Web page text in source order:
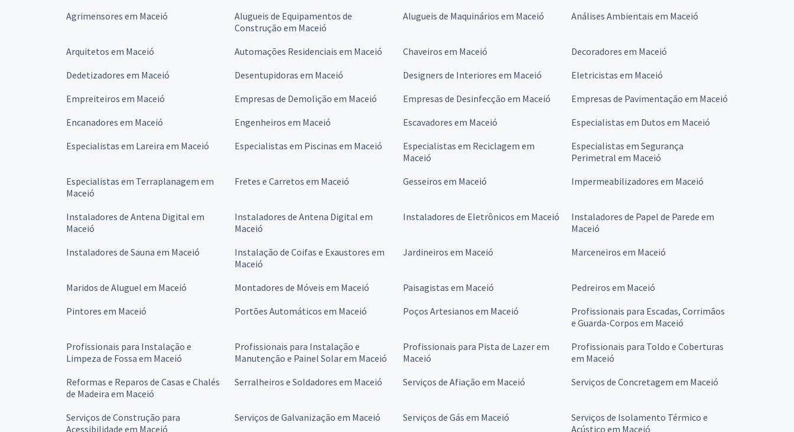
Agrimensores em Maceió
Alugueis de Equipamentos de
Construção em Maceió
Alugueis de Maquinários em Maceió Análises Ambientais em Maceió
Arquitetos em Maceió Automações Residenciais em Maceió Chaveiros em Maceió
Decoradores em Maceió
Dedetizadores em Maceió
Desentupidoras em Maceió Designers de Interiores em Maceió
Eletricistas em Maceió
Empreiteiros em Maceió
Empresas de Demolição em Maceió Empresas de Desinfecção em Maceió
Empresas de Pavimentação em Maceió
Encanadores em Maceió
Engenheiros em Maceió Escavadores em Maceió
Especialistas em Dutos em Maceió
Especialistas em Lareira em Maceió
Especialistas em Piscinas em Maceió
Especialistas em Reciclagem em
Maceió
Especialistas em Segurança
Perimetral em Maceió
Especialistas em Terraplanagem em
Maceió
Fretes e Carretos em Maceió Gesseiros em Maceió Impermeabilizadores em Maceió
Instaladores de Antena Digital em
Maceió
Instaladores de Antena Digital em
Maceió
Instaladores de Eletrônicos em Maceió
Instaladores de Papel de Parede em
Maceió
Instaladores de Sauna em Maceió
Instalação de Coifas e Exaustores em
Maceió
Jardineiros em Maceió Marceneiros em Maceió
Maridos de Aluguel em Maceió Montadores de Móveis em Maceió Paisagistas em Maceió
Pedreiros em Maceió
Pintores em Maceió
Portões Automáticos em Maceió Poços Artesianos em Maceió
Profissionais para Escadas, Corrimãos
e Guarda-Corpos em Maceió
Profissionais para Instalação e
Limpeza de Fossa em Maceió
Profissionais para Instalação e
Manutenção e Painel Solar em Maceió
Profissionais para Pista de Lazer em
Maceió
Profissionais para Toldo e Coberturas
em Maceió
Reformas e Reparos de Casas e Chalés
de Madeira em Maceió
Serralheiros e Soldadores em Maceió Serviços de Afiação em Maceió Serviços de Concretagem em Maceió
Serviços de Construção para
Acessibilidade em Maceió
Serviços de Galvanização em Maceió Serviços de Gás em Maceió
Serviços de Isolamento Térmico e
Acústico em Maceió